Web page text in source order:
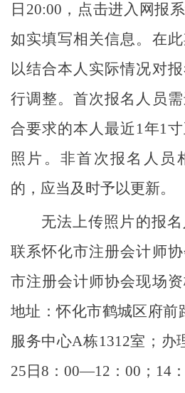
日20:00，点击进入网报
如实填写相关信息。在
以结合本人实际情况对
行调整。首次报名人员
合要求的本人最近1年1
照片。非首次报名人员
的，应当及时予以更新。
无法上传照片的报
联系怀化市注册会计师
市注册会计师协会现场
地址 ：怀化市鹤城区府前
服务中心A栋1312室； 办
25日8：00—12：00；14